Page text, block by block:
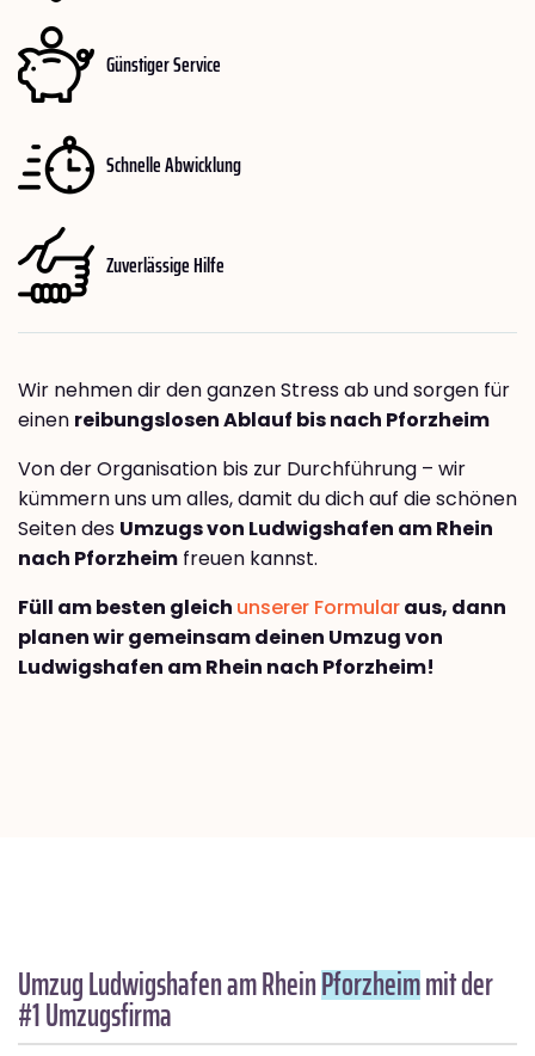
Günstiger Service
Schnelle Abwicklung
Zuverlässige Hilfe
Wir nehmen dir den ganzen Stress ab und sorgen für
einen reibungslosen Ablauf bis nach Pforzheim
Von der Organisation bis zur Durchführung – wir
kümmern uns um alles, damit du dich auf die schönen
Seiten des Umzugs von Ludwigshafen am Rhein
nach Pforzheim freuen kannst.
Füll am besten gleich unserer Formularaus, dann
planen wir gemeinsam deinen Umzug von
Ludwigshafen am Rhein nach Pforzheim!
Umzug Ludwigshafen am RheinPforzheimmit der
#1 Umzugsfirma